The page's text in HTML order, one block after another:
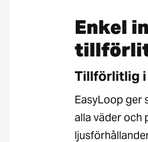
Enkel
Tillförlitlig i
EasyLoop ger
alla väder och